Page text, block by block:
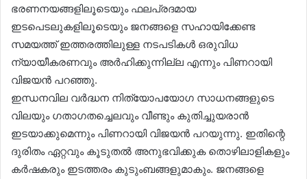
ഭരണനയങ്ങളിലൂടെയും ഫലപ്രദമായ
ഇടപെടലുകളിലൂടെയും ജനങ്ങളെ സഹായിക്കേണ്ട
സമയത്ത് ഇത്തരത്തിലുള്ള നടപടികൾ ഒരുവിധ
ന്യായീകരണവും അർഹിക്കുന്നില്ല എന്നും പിണറായി
വിജയൻ പറഞ്ഞു.
ഇന്ധനവില വർദ്ധന നിത്യോപയോഗ സാധനങ്ങളുടെ
വിലയും ഗതാഗതച്ചെലവും വീണ്ടും കുതിച്ചുയരാൻ
ഇടയാക്കുമെന്നും പിണറായി വിജയൻ പറയുന്നു. ഇതിന്റെ
ദുരിതം ഏറ്റവും കൂടുതൽ അനുഭവിക്കുക തൊഴിലാളികളും
കർഷകരും ഇടത്തരം കുടുംബങ്ങളുമാകും. ജനങ്ങളെ